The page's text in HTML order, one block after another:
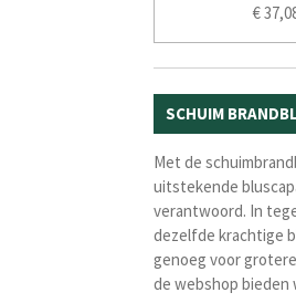
€
SCHUIM
Met de
uitstekende
verantwoord. In
dezelfde krachtige
genoeg voor
de webshop bieden